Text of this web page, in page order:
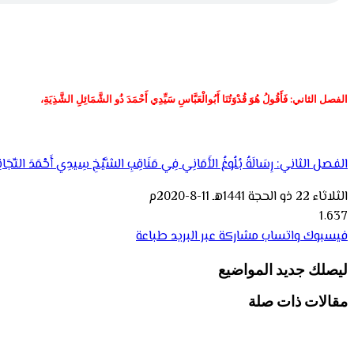
الفصل الثاني: فَأَقُولُ هُوَ قُدْوَتُنَا أَبُوالْعَبَّاسِ سَيِّدِي أَحْمَدَ ذُو الشَّمَائِلِ الشَّذِيَةِ،
الفصل الثاني: رِسَالَةُ بُلُوغُ الأَمَانِي فِي مَنَاقِبِ الشَّيْخِ سِيدِي أَحْمَدَ
الثلاثاء 22 ذو الحجة 1441هـ 11-8-2020م
1٬637
فيسبوكواتسابمشاركة عبر البريدطباعة
ليصلك جديد المواضيع
مقالات ذات صلة